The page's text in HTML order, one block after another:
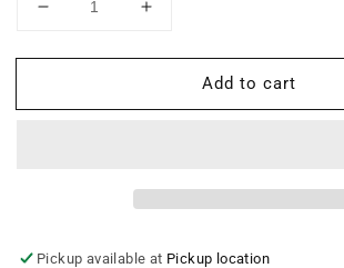
Decrease
for
First
Bilingual
Increase
for
First
Bilingual
Add to cart
Pickup available at Pickup location